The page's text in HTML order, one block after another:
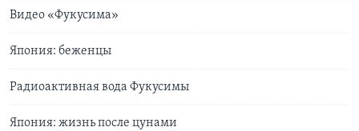
Видео «Фукусима»
Япония: беженцы
Радиоактивная вода Фукусимы
Япония: жизнь после цунами